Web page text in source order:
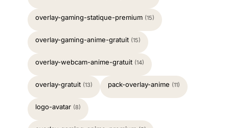
overlay-gaming-statique-premium (15)
overlay-gaming-anime-gratuit (15)
overlay-webcam-anime-gratuit (14)
overlay-gratuit (13) pack-overlay-anime (11)
logo-avatar (8)